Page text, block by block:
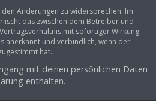
Änderungen zu widersprechen. Im
das zwischen dem Betreiber und
mit sofortiger Wirkung.
anerkannt und verbindlich, wenn der
hat.
mit deinen persönlichen Daten
enthalten.